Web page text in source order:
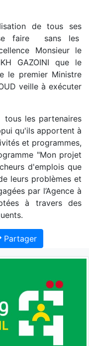
de tous ses
faire sans les
Monsieur le
GAZOINI que le
le premier Ministre
veille à exécuter
tous les partenaires
qu'ils apportent à
et programmes,
"Mon projet
d'emplois que
leurs problèmes et
par l’Agence à
à travers des
Partager